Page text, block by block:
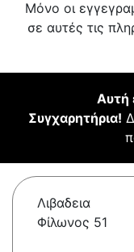
Μόνο οι
σε αυτές τις
Αυτή
Συγχαρητήρια!
Λιβαδεια
Φίλωνος 51